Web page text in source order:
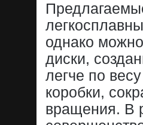
однако
диски,
легче по
коробки,
вращения. В